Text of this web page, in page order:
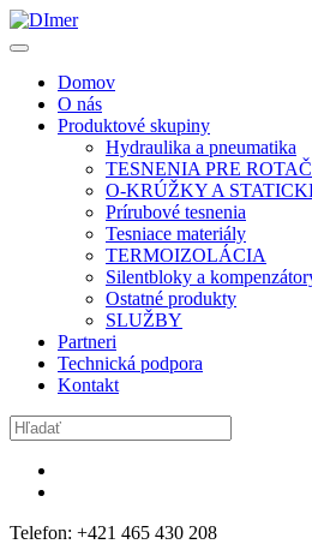
Domov
O nás
Produktové skupiny
Hydraulika a pneumatika
TESNENIA PRE
O-KRÚŽKY A
Prírubové tesnenia
Tesniace materiály
TERMOIZOLÁCIA
Silentbloky a
Ostatné produkty
SLUŽBY
Partneri
Technická podpora
Kontakt
Telefon: +421 465 430 208